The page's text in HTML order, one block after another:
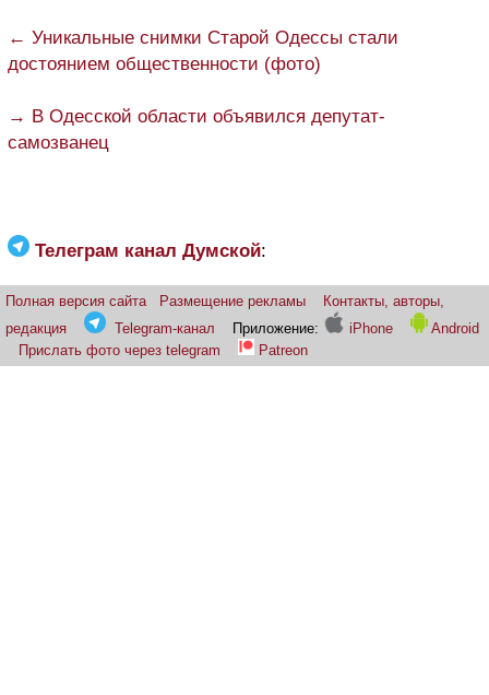
← Уникальные снимки Старой Одессы стали
достоянием общественности (фото)
→ В Одесской области объявился депутат-
самозванец
Телеграм канал Думской:
Полная версия сайта Размещение рекламы
Контакты, авторы,
редакция
Telegram-канал Приложение: iPhone
Android
Прислать фото через telegram
Patreon